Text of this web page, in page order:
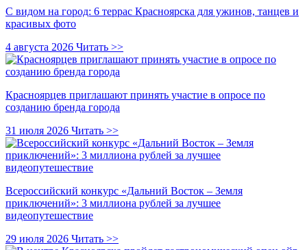
С видом на город: 6 террас Красноярска для ужинов, танцев и
красивых фото
4 августа 2026 Читать >>
Красноярцев приглашают принять участие в опросе по
созданию бренда города
31 июля 2026 Читать >>
Всероссийский конкурс «Дальний Восток – Земля
приключений»: 3 миллиона рублей за лучшее
видеопутешествие
29 июля 2026 Читать >>